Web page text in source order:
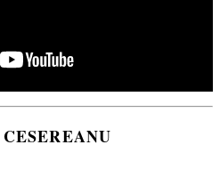
CESEREANU